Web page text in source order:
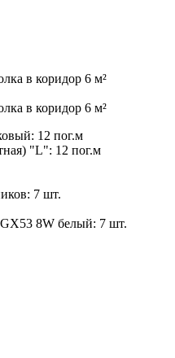
в коридор 6 м²
в коридор 6 м²
12 пог.м
"L": 12 пог.м
7 шт.
8W белый: 7 шт.